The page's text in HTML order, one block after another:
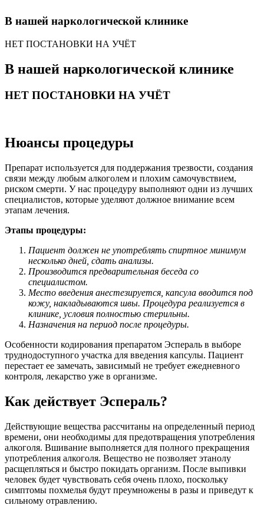
В нашей наркологической клинике
НЕТ ПОСТАНОВКИ НА УЧЁТ
В нашей наркологической клинике
НЕТ ПОСТАНОВКИ НА УЧЁТ
Нюансы процедуры
Препарат используется для поддержания трезвости, создания
связи между любым алкоголем и плохим самочувствием,
риском смерти. У нас процедуру выполняют одни из лучших
специалистов, которые уделяют должное внимание всем
этапам лечения.
Этапы процедуры:
Пациент должен не употреблять спиртное минимум
несколько дней, сдать анализы.
Производится предварительная беседа со
специалистом.
Место введения анестезируется, капсула вводится под
кожу, накладываются швы. Процедура реализуется в
клинике, условия полностью стерильны.
Назначения на период после процедуры.
Особенности кодирования препаратом Эспераль в выборе
труднодоступного участка для введения капсулы. Пациент
перестает ее замечать, зависимый не требует ежедневного
контроля, лекарство уже в организме.
Как действует Эспераль?
Действующие вещества рассчитаны на определенный период
времени, они необходимы для предотвращения употребления
алкоголя. Вшивание выполняется для полного прекращения
употребления алкоголя. Вещество не позволяет этанолу
расщепляться и быстро покидать организм. После выпивки
человек будет чувствовать себя очень плохо, поскольку
симптомы похмелья будут преумножены в разы и приведут к
сильному отравлению.